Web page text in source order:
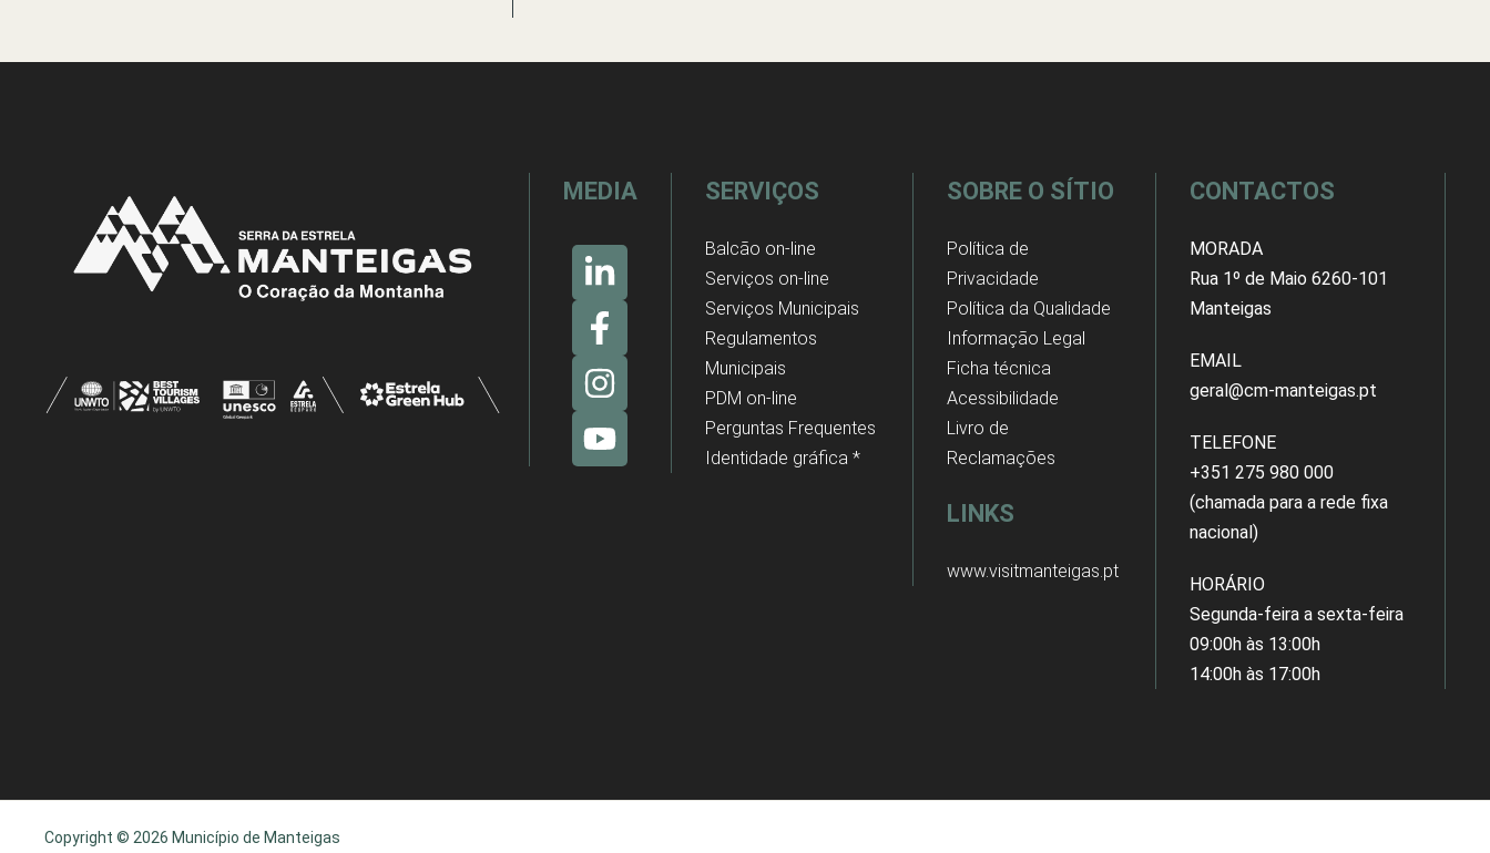
MEDIA SERVIÇOS
Balcão on-line
Serviços on-line
Serviços Municipais
Regulamentos
Municipais
PDM on-line
Perguntas Frequentes
Identidade gráfica *
SOBRE O SÍTIO
Política de
Privacidade
Política da Qualidade
Informação Legal
Ficha técnica
Acessibilidade
Livro de
Reclamações
LINKS
www.visitmanteigas.pt
CONTACTOS
MORADA
Rua 1º de Maio 6260-101
Manteigas
EMAIL
geral@cm-manteigas.pt
TELEFONE
+351 275 980 000
(chamada para a rede fixa
nacional)
HORÁRIO
Segunda-feira a sexta-feira
09:00h às 13:00h
14:00h às 17:00h
Copyright © 2026 Município de Manteigas